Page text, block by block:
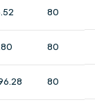
80
80
80